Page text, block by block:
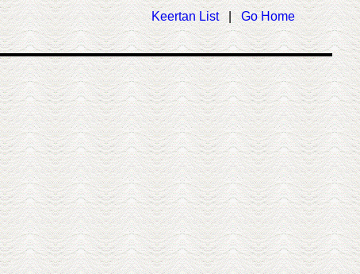
Keertan List|Go Home